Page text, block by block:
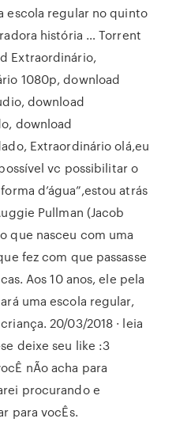
escola regular no quinto
história … Torrent
Extraordinário,
1080p, download
download
download
Extraordinário olá,eu
vc possibilitar o
d’água”,estou atrás
Pullman (Jacob
que nasceu com uma
fez com que passasse
Aos 10 anos, ele pela
uma escola regular,
20/03/2018 · leia
deixe seu like :3
nÃo acha para
procurando e
para vocÊs.